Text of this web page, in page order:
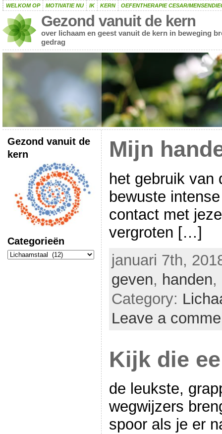
WELKOM OP MOTIVATIE NU IK KERN OEFENTHERAPIE CESAR/
Gezond vanuit de kern
over lichaam en geest vanuit de kern in beweging
gedrag
Gezond vanuit de
kern
Categorieën
Categorieën
Mijn
het gebruik van
bewuste
contact met
vergroten […]
januari 7th,
geven, handen,
Category:
Leave a
Kijk die
de leukste,
wegwijzers
spoor als je er